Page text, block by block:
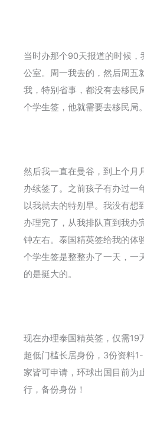
当时办那个90天报道的时候
公室。周一我去的，然后周五
我，特别省事，都没有去移民
个学生签，他就需要去移民局。
然后我一直在曼谷，到上个月
办续签了。之前孩子有办过一
以我就去的特别早。我没有想
办理完了，从我排队直到我办
钟左右。泰国精英签给我的体
个学生签是整整办了一天，一
的是挺大的。
现在办理泰国精英签，仅需19
超低门槛长居身份，3份资料
家皆可申请，环球出国目前为
行，备份身份！